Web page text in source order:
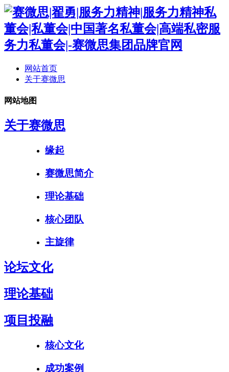
网站首页
关于赛微思
网站地图
关于赛微思
缘起
赛微思简介
理论基础
核心团队
主旋律
论坛文化
理论基础
项目投融
核心文化
成功案例